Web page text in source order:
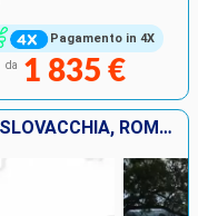
Pagamento in 4X
da 1 835 €
GERMANIA, AUSTRIA, UNGHERIA, SLOVACCHIA, ROMANIA